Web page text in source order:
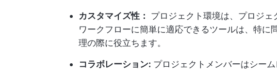
カスタマイズ性：
プロジェクト環境は、プロジ
ワークフローに簡単に適応できるツールは、特に
理の際に役立ちます。
コラボレーション: プロジェクトメンバーはシー